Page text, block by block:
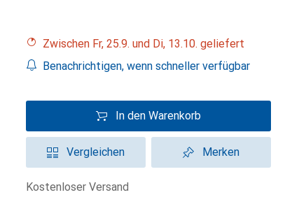
Zwischen Fr, 25.9. und Di, 13.10. geliefert
Benachrichtigen, wenn schneller verfügbar
In den Warenkorb
Vergleichen Merken
kostenloser Versand